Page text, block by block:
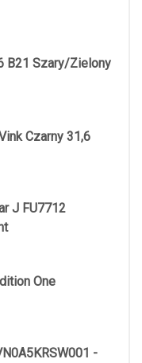
B21 Szary/Zielony
Czarny 31,6
J FU7712
One
-